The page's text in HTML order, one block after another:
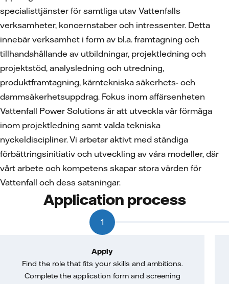
specialisttjänster för samtliga utav Vattenfalls
verksamheter, koncernstaber och intressenter. Detta
innebär verksamhet i form av bl.a. framtagning och
tillhandahållande av utbildningar, projektledning och
projektstöd, analysledning och utredning,
produktframtagning, kärntekniska säkerhets- och
dammsäkerhetsuppdrag. Fokus inom affärsenheten
Vattenfall Power Solutions är att utveckla vår förmåga
inom projektledning samt valda tekniska
nyckeldiscipliner. Vi arbetar aktivt med ständiga
förbättringsinitiativ och utveckling av våra modeller, där
vårt arbete och kompetens skapar stora värden för
Vattenfall och dess satsningar.
Application process
1
Apply
Find the role that fits your skills and ambitions.
Complete the application form and screening